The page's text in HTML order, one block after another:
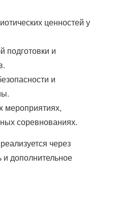
ценностей у
подготовки и
и
мероприятиях,
соревнованиях.
через
и дополнительное